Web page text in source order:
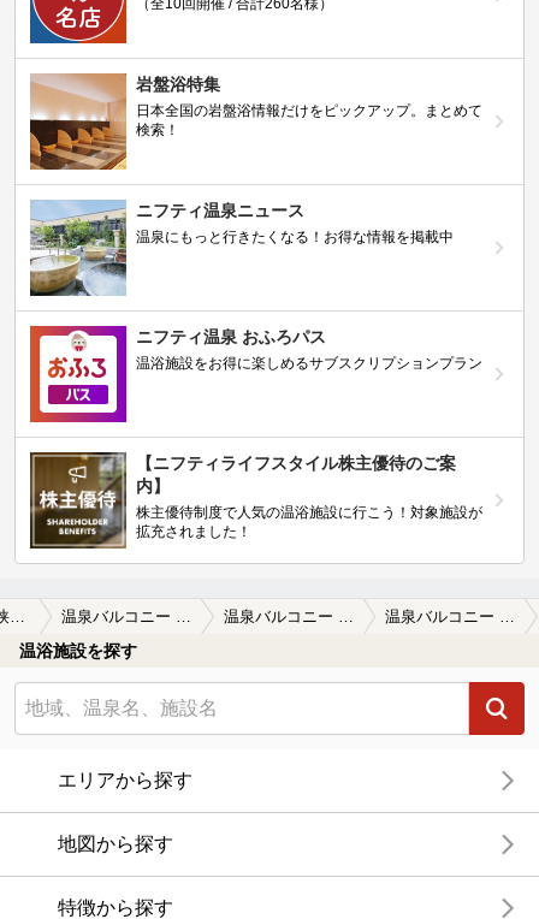
岩盤浴特集
日本全国の岩盤浴情報だけをピックアップ。まとめて
検索！
ニフティ温泉ニュース
温泉にもっと行きたくなる！お得な情報を掲載中
ニフティ温泉 おふろパス
温浴施設をお得に楽しめるサブスクリプションプラン
【ニフティライフスタイル株主優待のご案
内】
株主優待制度で人気の温浴施設に行こう！対象施設が
拡充されました！
温浴施設を探す
エリアから探す
地図から探す
特徴から探す